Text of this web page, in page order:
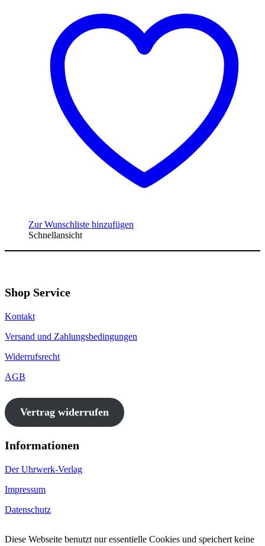
Zur Wunschliste hinzufügen
Schnellansicht
Shop Service
Kontakt
Versand und Zahlungsbedingungen
Widerrufsrecht
AGB
Vertrag widerrufen
Informationen
Der Uhrwerk-Verlag
Impressum
Datenschutz
Diese Webseite benutzt nur essentielle Cookies und speichert keine